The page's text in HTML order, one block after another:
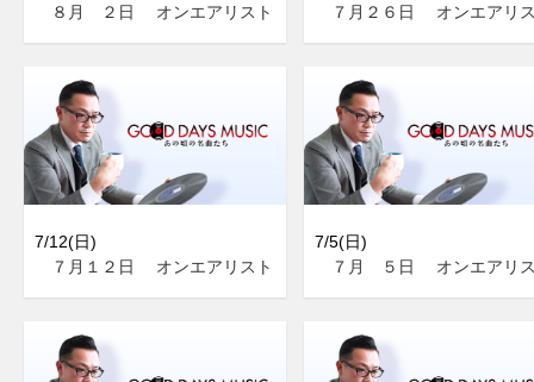
８月 ２日 オンエアリスト
７月２６日 オンエアリ
7/12(日)
７月１２日 オンエアリスト
7/5(日)
７月 ５日 オンエアリ